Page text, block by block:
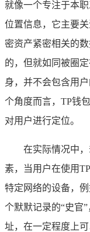
就像一个专注于本
位置信息，它主要
密资产紧密相关的
的，但就如同被圈
身，并不会包含用
个角度而言，TP钱
对用户进行定位。
在实际情况中
素，当用户在使用
特定网络的设备，
个默默记录的“史官
址，在一定程度上